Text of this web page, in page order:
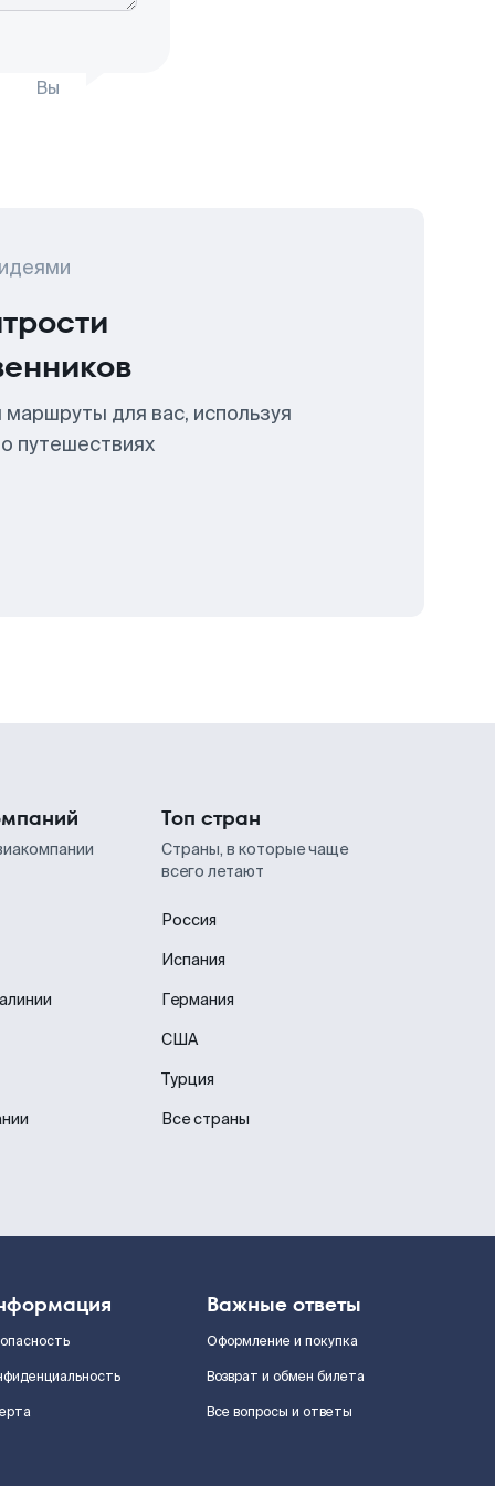
Вы
для вас, используя
путешествиях
Топ стран
Страны, в которые чаще
всего летают
Россия
Испания
Германия
США
Турция
Все страны
Важные ответы
Оформление и покупка
Возврат и обмен билета
Все вопросы и ответы